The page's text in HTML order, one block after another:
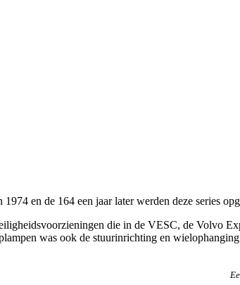
en de 164 een jaar later werden deze series
die in de VESC, de Volvo
was ook de stuurinrichting en